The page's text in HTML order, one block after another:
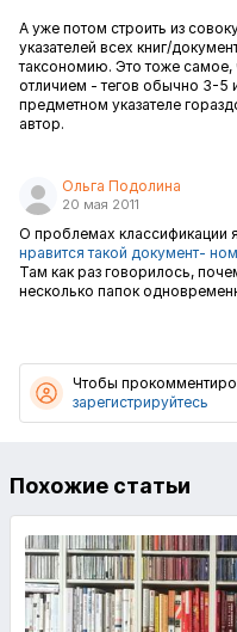
А уже потом строить из
указателей всех книг/
таксономию. Это тоже самое,
отличием - тегов обычно 3-5
предметном указателе
автор.
Ольга Подолина
20 мая 2011
О проблемах классификации
нравится такой документ-
Там как раз говорилось,
несколько папок
Чтобы
зарегистрируйтесь
Похожие статьи